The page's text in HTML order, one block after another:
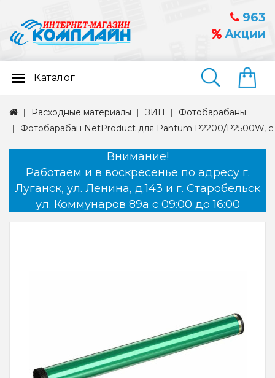
963
Акции
Найти
Каталог
Расходные материалы ЗИП
Фотобарабаны
Фотобарабан NetProduct для Pantum P2200/P2500W,
Внимание!
Работаем и в воскресенье по адресу г.
Луганск, ул. Ленина, д.143 и г. Старобельск
ул. Коммунаров 89а с 09:00 до 16:00